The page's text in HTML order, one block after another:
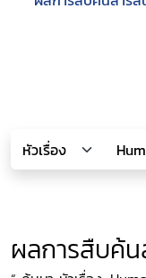
ผลการสืบค้